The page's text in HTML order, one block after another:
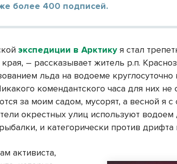
более 400 подписей.
экспедиции в Арктикуя стал
– рассказывает житель р.п.
льда на водоеме круглосуточно
комендантского часа для них не
за моим садом, мусорят, а весной я с
окрестных улиц используют водоем
и категорически против дрифта
активиста,